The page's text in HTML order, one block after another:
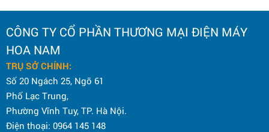
CÔNG TY CỔ PHẦN THƯƠNG MẠI ĐIỆN MÁY
HOA NAM
TRỤ SỞ CHÍNH:
Số 20 Ngách 25, Ngõ 61
Phố Lạc Trung,
Phường Vĩnh Tuy, TP. Hà Nội.
Điện thoại: 0964 145 148